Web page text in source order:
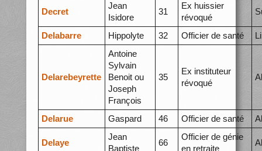
Decret
Jean
Isidore
31
Ex huissier
révoqué
Delabarre Hippolyte 32 Officier de santé
Delarebeyrette
Antoine
Sylvain
Benoit ou
Joseph
François
35
Ex instituteur
révoqué
Delarue Gaspard 46 Officier de santé
Delaye
Jean
Baptiste
66
Officier de génie
en retraite